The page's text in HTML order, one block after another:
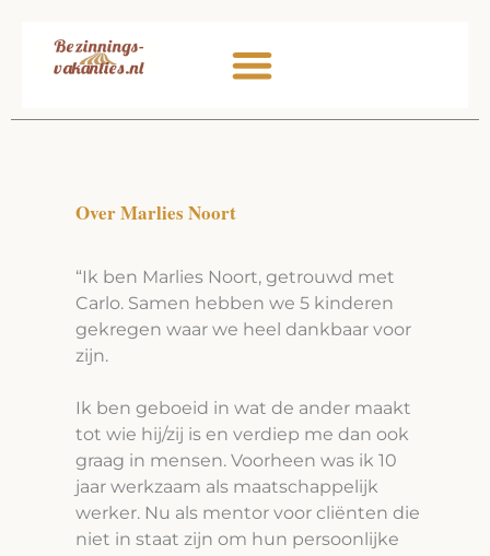
Over Marlies Noort
“Ik ben Marlies Noort, getrouwd met
Carlo. Samen hebben we 5 kinderen
gekregen waar we heel dankbaar voor
zijn.
Ik ben geboeid in wat de ander maakt
tot wie hij/zij is en verdiep me dan ook
graag in mensen. Voorheen was ik 10
jaar werkzaam als maatschappelijk
werker. Nu als mentor voor cliënten die
niet in staat zijn om hun persoonlijke